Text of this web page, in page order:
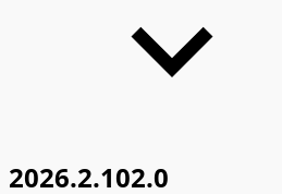
2026.2.102.0